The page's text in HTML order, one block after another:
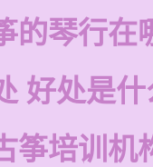
的琴行在
好处是什
筝培训机